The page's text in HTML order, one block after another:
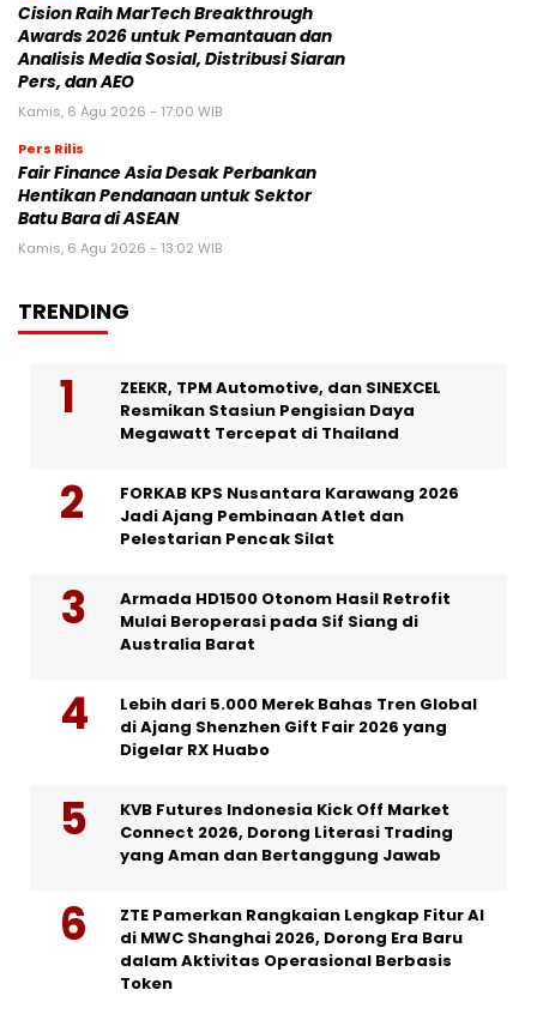
Cision Raih MarTech Breakthrough
Awards 2026 untuk Pemantauan dan
Analisis Media Sosial, Distribusi Siaran
Pers, dan AEO
Kamis, 6 Agu 2026 - 17:00 WIB
Pers Rilis
Fair Finance Asia Desak Perbankan
Hentikan Pendanaan untuk Sektor
Batu Bara di ASEAN
Kamis, 6 Agu 2026 - 13:02 WIB
TRENDING
ZEEKR, TPM Automotive, dan SINEXCEL
Resmikan Stasiun Pengisian Daya
Megawatt Tercepat di Thailand
FORKAB KPS Nusantara Karawang 2026
Jadi Ajang Pembinaan Atlet dan
Pelestarian Pencak Silat
Armada HD1500 Otonom Hasil Retrofit
Mulai Beroperasi pada Sif Siang di
Australia Barat
Lebih dari 5.000 Merek Bahas Tren Global
di Ajang Shenzhen Gift Fair 2026 yang
Digelar RX Huabo
KVB Futures Indonesia Kick Off Market
Connect 2026, Dorong Literasi Trading
yang Aman dan Bertanggung Jawab
ZTE Pamerkan Rangkaian Lengkap Fitur AI
di MWC Shanghai 2026, Dorong Era Baru
dalam Aktivitas Operasional Berbasis
Token